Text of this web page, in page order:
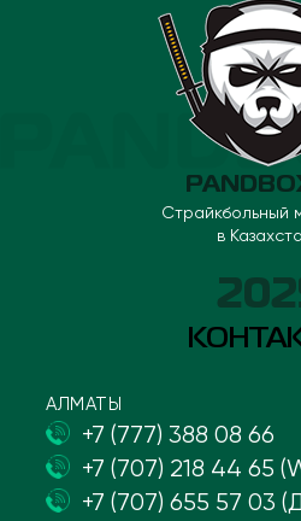
Страйкбольный
в
АЛМАТЫ
+7 (777) 388 08 66
+7 (707) 218 44 65
+7 (707) 655 57 03